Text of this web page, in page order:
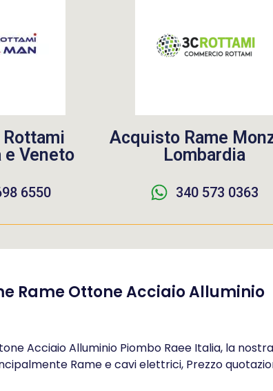
e Veneto
6550
Acquisto Rame
Lombardia
340 573 0363
Rame Ottone Acciaio Alluminio
Acciaio Alluminio Piombo Raee Italia, la
Rame e cavi elettrici, Prezzo